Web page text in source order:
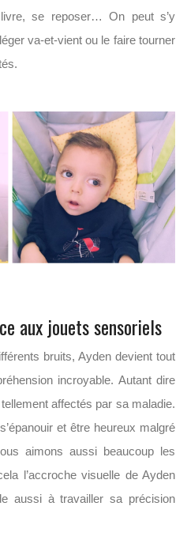
se reposer… On peut s’y
va-et-vient ou le faire tourner
aux jouets sensoriels
bruits, Ayden devient tout
incroyable. Autant dire
affectés par sa maladie.
et être heureux malgré
aimons aussi beaucoup les
l’accroche visuelle de Ayden
aussi à travailler sa précision